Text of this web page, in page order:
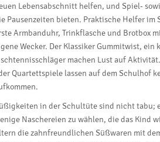
Lebensabschnitt helfen, und Spiel-
Pausenzeiten bieten. Praktische Helfer im
Armbanduhr, Trinkflasche und Brotbox
Wecker. Der Klassiker Gummitwist, ein
machen Lust auf
Quartettspiele lassen auf dem Schulhof
in der Schultüte sind nicht tabu;
Naschereien zu wählen, die das Kind
die zahnfreundlichen Süßwaren mit